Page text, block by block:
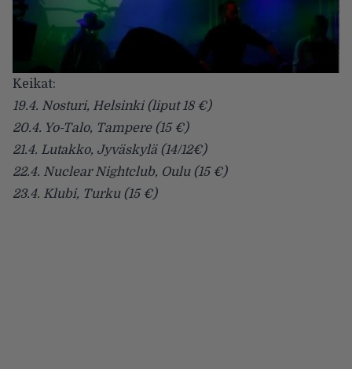
Keikat:
19.4. Nosturi, Helsinki (liput 18 €)
20.4. Yo-Talo, Tampere (15 €)
21.4. Lutakko, Jyväskylä (14/12€)
22.4. Nuclear Nightclub, Oulu (15 €)
23.4. Klubi, Turku (15 €)